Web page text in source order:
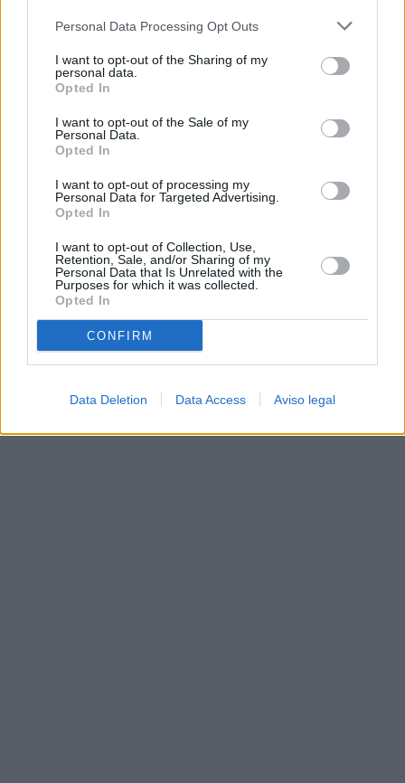
negar su consentimiento. Tenga en cuenta que algún
de su consentimiento, pero usted tiene el derecho de
rechazar tal procesamiento. Sus preferencias se aplicarán
cualquier momento entrando de nuevo en este sitio web o
visitando nuestra política de privacidad.
Personal Data Processing Opt Outs
I want to opt-out of the Sharing of my
personal data.
Opted In
I want to opt-out of the Sale of my
Personal Data.
Opted In
I want to opt-out of processing my
Personal Data for Targeted Advertising.
Opted In
I want to opt-out of Collection, Use,
Retention, Sale, and/or Sharing of my
Personal Data that Is Unrelated with the
Purposes for which it was collected.
Opted In
CONFIRM
Data Deletion Data Access Aviso legal